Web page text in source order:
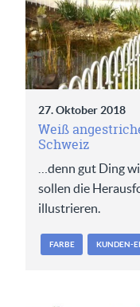
27. Oktober 2018
Weiß
Schweiz
…denn gut Ding
sollen die
illustrieren.
FARBE KUNDEN-